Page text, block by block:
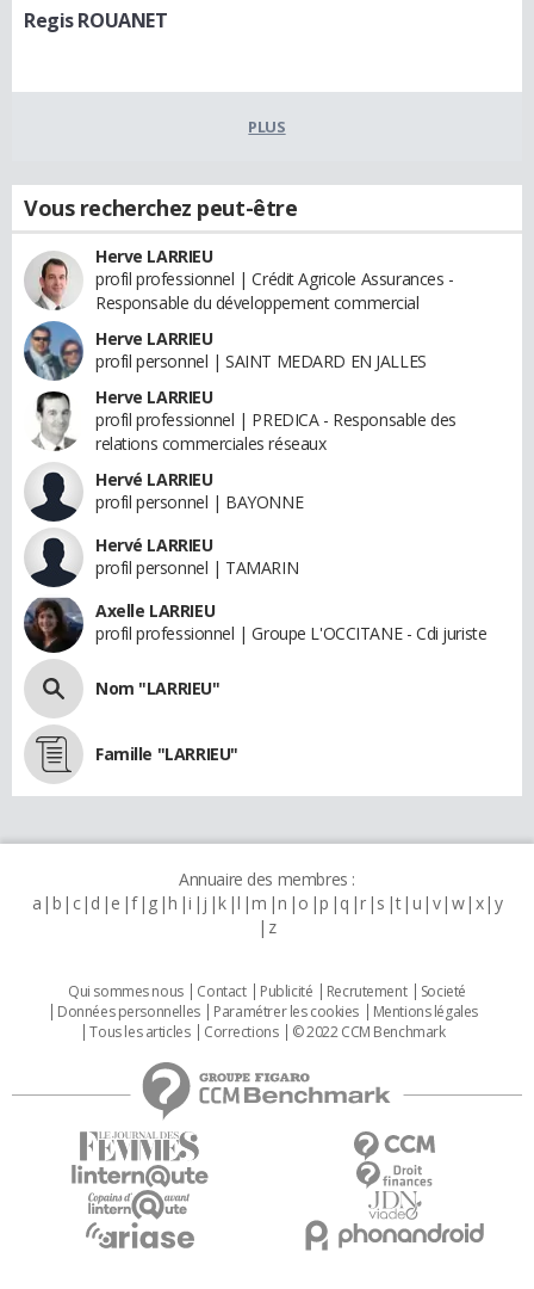
Regis ROUANET
PLUS
Vous recherchez peut-être
Herve LARRIEU
profil professionnel | Crédit Agricole Assurances -
Responsable du développement commercial
Herve LARRIEU
profil personnel | SAINT MEDARD EN JALLES
Herve LARRIEU
profil professionnel | PREDICA - Responsable des
relations commerciales réseaux
Hervé LARRIEU
profil personnel | BAYONNE
Hervé LARRIEU
profil personnel | TAMARIN
Axelle LARRIEU
profil professionnel | Groupe L'OCCITANE - Cdi juriste
Nom "LARRIEU"
Famille "LARRIEU"
Annuaire des membres :
a b c d e f g h i j k l m n o p q r s t u v w x y
z
Qui sommes nous Contact Publicité Recrutement
Societé
Données personnelles
Paramétrer les cookies
Mentions légales
Tous les articles
Corrections © 2022 CCM Benchmark